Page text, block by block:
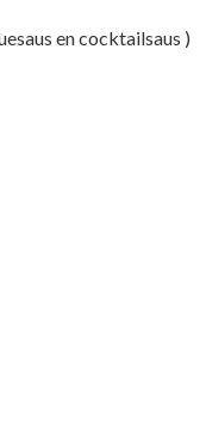
en cocktailsaus )